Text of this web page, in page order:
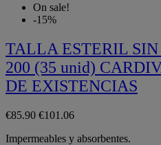
On sale!
-15%
TALLA ESTERIL
200 (35 unid)
DE EXISTENCIAS
€85.90 €101.06
Impermeables y absorbentes.